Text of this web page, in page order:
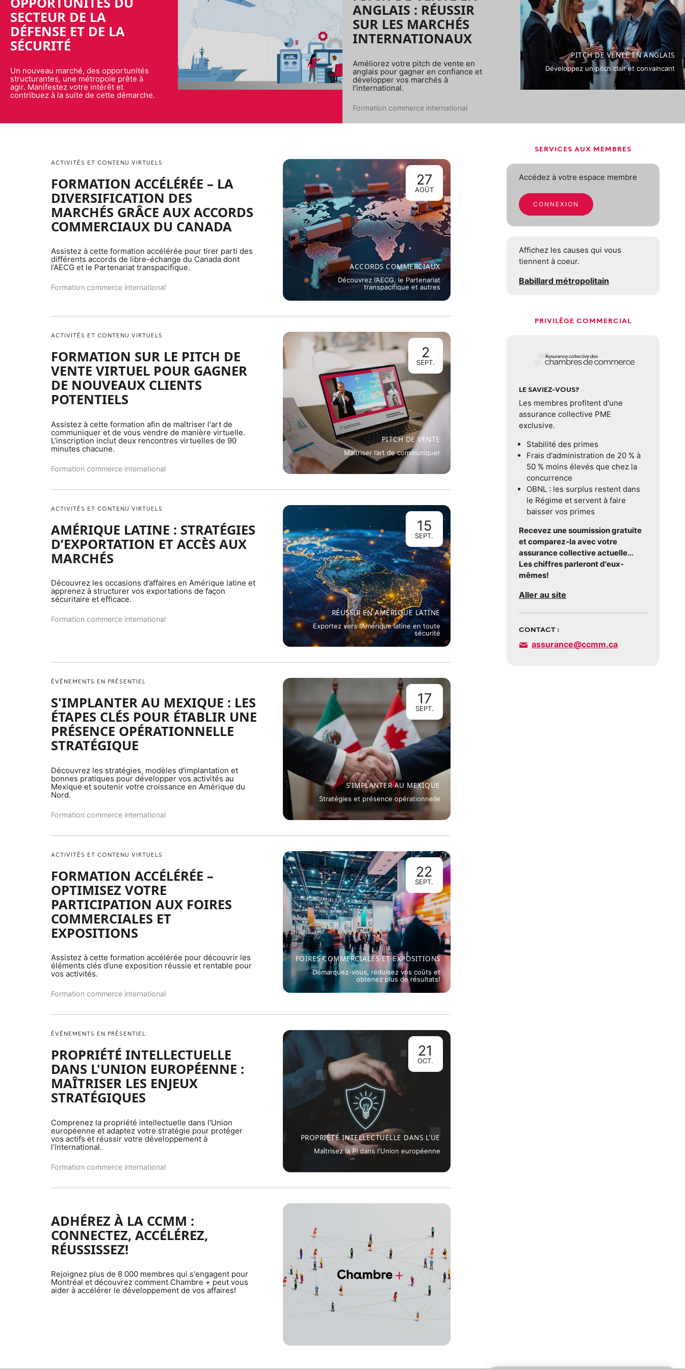
SECTEUR DE LA
DÉFENSE ET DE LA
SÉCURITÉ
Un nouveau marché, des opportunités
structurantes, une métropole prête à
agir. Manifestez votre intérêt et
contribuez à la suite de cette démarche.
ANGLAIS : RÉUSSIR
SUR LES MARCHÉS
INTERNATIONAUX
Améliorez votre pitch de vente en
anglais pour gagner en confiance et
développer vos marchés à
l’international.
Formation commerce international
PITCH DE VENTE EN ANGLAIS
Développez un pitch clair et convaincant
SERVICES AUX MEMBRES
Accédez à votre espace membre
CONNEXION
Affichez les causes qui vous
tiennent à coeur.
Babillard métropolitain
PRIVILÈGE COMMERCIAL
LE SAVIEZ-VOUS?
Les membres profitent d'une
assurance collective PME
exclusive.
Stabilité des primes
Frais d'administration de 20 % à
50 % moins élevés que chez la
concurrence
OBNL : les surplus restent dans
le Régime et servent à faire
baisser vos primes
Recevez une soumission gratuite
et comparez-la avec votre
assurance collective actuelle…
Les chiffres parleront d'eux-
mêmes!
Aller au site
CONTACT :
assurance@ccmm.ca
ACTIVITÉS ET CONTENU VIRTUELS
FORMATION ACCÉLÉRÉE – LA
DIVERSIFICATION DES
MARCHÉS GRÂCE AUX ACCORDS
COMMERCIAUX DU CANADA
Assistez à cette formation accélérée pour tirer parti des
différents accords de libre-échange du Canada dont
l’AECG et le Partenariat transpacifique.
Formation commerce international
27
AOÛT
ACCORDS COMMERCIAUX
Découvrez l’AECG, le Partenariat
transpacifique et autres
ACTIVITÉS ET CONTENU VIRTUELS
FORMATION SUR LE PITCH DE
VENTE VIRTUEL POUR GAGNER
DE NOUVEAUX CLIENTS
POTENTIELS
Assistez à cette formation afin de maîtriser l'art de
communiquer et de vous vendre de manière virtuelle.
L’inscription inclut deux rencontres virtuelles de 90
minutes chacune.
Formation commerce international
2
SEPT.
PITCH DE VENTE
Maîtriser l’art de communiquer
ACTIVITÉS ET CONTENU VIRTUELS
AMÉRIQUE LATINE : STRATÉGIES
D’EXPORTATION ET ACCÈS AUX
MARCHÉS
Découvrez les occasions d’affaires en Amérique latine et
apprenez à structurer vos exportations de façon
sécuritaire et efficace.
Formation commerce international
15
SEPT.
RÉUSSIR EN AMÉRIQUE LATINE
Exportez vers l’Amérique latine en toute
sécurité
ÉVÉNEMENTS EN PRÉSENTIEL
S'IMPLANTER AU MEXIQUE : LES
ÉTAPES CLÉS POUR ÉTABLIR UNE
PRÉSENCE OPÉRATIONNELLE
STRATÉGIQUE
Découvrez les stratégies, modèles d'implantation et
bonnes pratiques pour développer vos activités au
Mexique et soutenir votre croissance en Amérique du
Nord.
Formation commerce international
17
SEPT.
S'IMPLANTER AU MEXIQUE
Stratégies et présence opérationnelle
ACTIVITÉS ET CONTENU VIRTUELS
FORMATION ACCÉLÉRÉE –
OPTIMISEZ VOTRE
PARTICIPATION AUX FOIRES
COMMERCIALES ET
EXPOSITIONS
Assistez à cette formation accélérée pour découvrir les
éléments clés d’une exposition réussie et rentable pour
vos activités.
Formation commerce international
22
SEPT.
FOIRES COMMERCIALES ET EXPOSITIONS
Démarquez-vous, réduisez vos coûts et
obtenez plus de résultats!
ÉVÉNEMENTS EN PRÉSENTIEL
PROPRIÉTÉ INTELLECTUELLE
DANS L'UNION EUROPÉENNE :
MAÎTRISER LES ENJEUX
STRATÉGIQUES
Comprenez la propriété intellectuelle dans l'Union
européenne et adaptez votre stratégie pour protéger
vos actifs et réussir votre développement à
l’international.
Formation commerce international
21
OCT.
PROPRIÉTÉ INTELLECTUELLE DANS L'UE
Maîtrisez la PI dans l'Union européenne
ADHÉREZ À LA CCMM :
CONNECTEZ, ACCÉLÉREZ,
RÉUSSISSEZ!
Rejoignez plus de 8 000 membres qui s'engagent pour
Montréal et découvrez comment Chambre + peut vous
aider à accélérer le développement de vos affaires!